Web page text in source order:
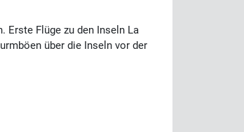
Erste Flüge zu den Inseln La
über die Inseln vor der